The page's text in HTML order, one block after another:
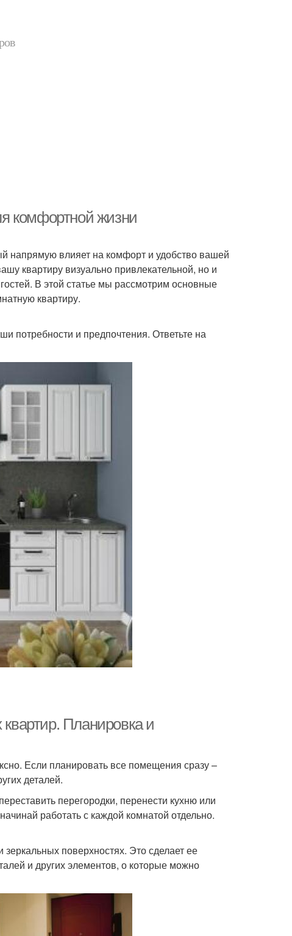
комфортной жизни
напрямую влияет на комфорт и удобство вашей
квартиру визуально привлекательной, но и
В этой статье мы рассмотрим основные
квартиру.
потребности и предпочтения. Ответьте на
Планировка и
Если планировать все помещения сразу –
деталей.
перегородки, перенести кухню или
работать с каждой комнатой отдельно.
поверхностях. Это сделает ее
и других элементов, о которые можно